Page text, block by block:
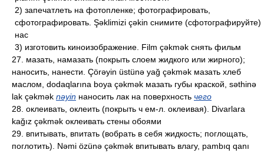
2) запечатлеть на фотопленке; фотографировать,
сфотографировать. Şəklimizi çəkin снимите (сфотографируйте)
нас
3) изготовить киноизображение. Film çəkmək снять фильм
27. мазать, намазать (покрыть слоем жидкого или жирного);
наносить, нанести. Çörəyin üstünə yağ çəkmək мазать хлеб
маслом, dodaqlarına boya çəkmək мазать губы краской, səthinə
lak çəkmək nəyin наносить лак на поверхность чего
28. оклеивать, оклеить (покрыть ч ем-л. оклеивая). Divarlara
kağız çəkmək оклеивать стены обоями
29. впитывать, впитать (вобрать в себя жидкость; поглощать,
поглотить). Nəmi özünə çəkmək впитывать влагу, pambıq qanı